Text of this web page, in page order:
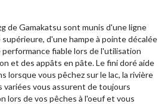
de Gamakatsu sont munis d'une ligne
d'une hampe à pointe décalée
fiable lors de l'utilisation
et des appâts en pâte. Le fini doré aide
lorsque vous pêchez sur le lac, la rivière
variées vous assurent de toujours
lors de vos pêches à l'oeuf et vous